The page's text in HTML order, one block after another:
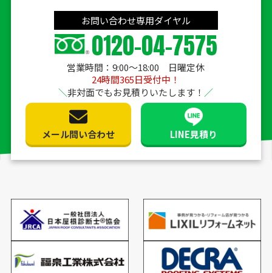
お問い合わせ専用ダイヤル
0120-04-7575
営業時間：9:00〜18:00 日曜定休
24時間365日受付中！
非対面でもお見積りいたします！
メール問い合わせ LINE見積り